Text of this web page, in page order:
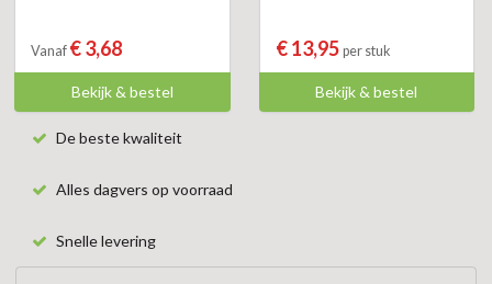
Vanaf € 3,68
Bekijk & bestel
€ 13,95 per stuk
Bekijk & bestel
De beste kwaliteit
Alles dagvers op voorraad
Snelle levering